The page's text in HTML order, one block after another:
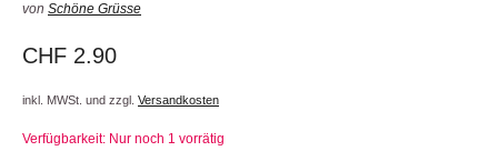
von Schöne Grüsse
CHF 2.90
inkl. MWSt. und zzgl. Versandkosten
Verfügbarkeit: Nur noch 1 vorrätig